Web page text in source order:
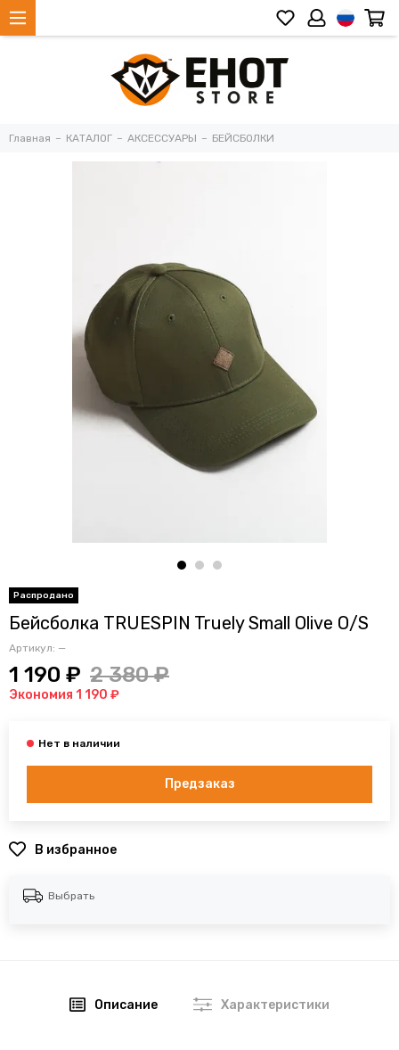
Главная КАТАЛОГ АКСЕССУАРЫ БЕЙСБОЛКИ
Бейсболка TRUESPIN Truely Small Olive O/S
Артикул: —
1 190 ₽ 2 380 ₽
Экономия 1 190 ₽
Предзаказ
В избранное
Выбрать
Описание Характеристики